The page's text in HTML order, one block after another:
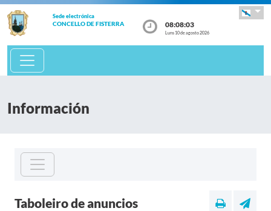
Sede electrónica
CONCELLO DE FISTERRA 08:08:04
Luns 10 de agosto 2026
Información
Taboleiro de anuncios